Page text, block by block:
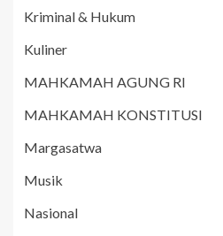
Kriminal & Hukum
Kuliner
MAHKAMAH AGUNG RI
MAHKAMAH KONSTITUSI
Margasatwa
Musik
Nasional